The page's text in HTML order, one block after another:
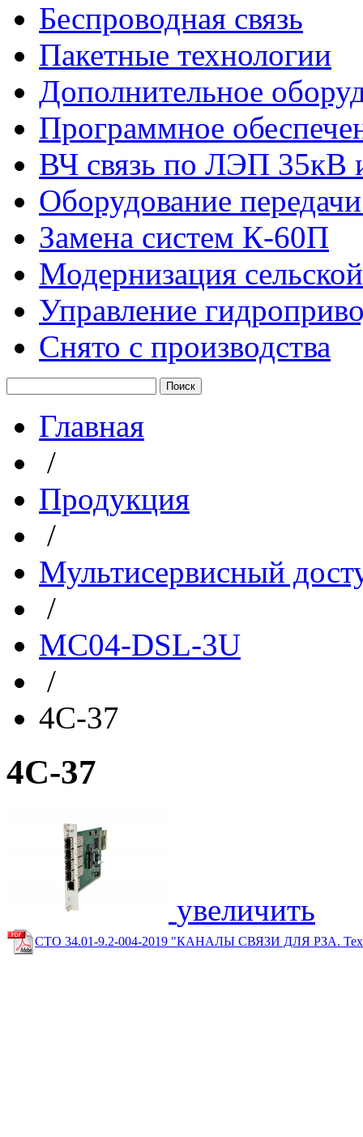
Беспроводная связь
Пакетные технологии
Дополнительное
Программное
ВЧ связь по ЛЭП 35кВ
Оборудование
Замена систем К-60П
Модернизация
Управление
Снято с производства
Главная
/
Продукция
/
Мультисервисный
/
MC04-DSL-3U
/
4C-37
4C-37
увеличить
СТО 34.01-9.2-004-2019 "КАНАЛЫ СВЯЗИ ДЛЯ РЗА.